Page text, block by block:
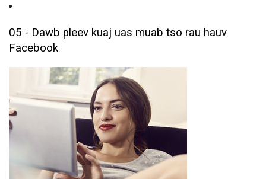
05 - Dawb pleev kuaj uas muab tso rau hauv
Facebook